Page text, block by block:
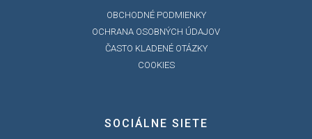
OBCHODNÉ PODMIENKY
OCHRANA OSOBNÝCH ÚDAJOV
ČASTO KLADENÉ OTÁZKY
COOKIES
SOCIÁLNE SIETE